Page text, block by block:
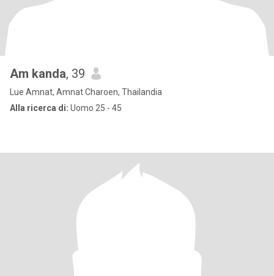
Am kanda, 39
Lue Amnat, Amnat Charoen, Thailandia
Alla ricerca di: Uomo 25 - 45